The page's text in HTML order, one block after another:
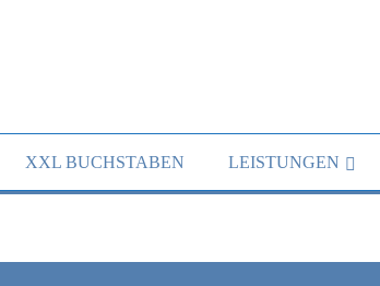
XXL BUCHSTABEN LEISTUNGEN